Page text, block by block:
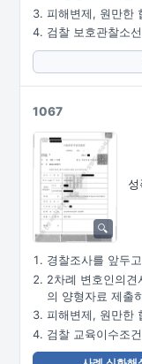
피해변제, 원만한
검찰 보호관찰소
1067
경찰조사를 앞두
2차례 변호인의견
의 양형자료 제출
피해변제, 원만한
검찰 교육이수조